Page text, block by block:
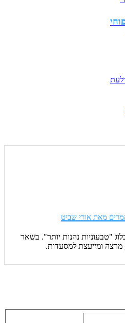
מאת אורי שביט
"טבעוניות נהנות יותר". בשאר
מרצה ומייעצת למסעדות.